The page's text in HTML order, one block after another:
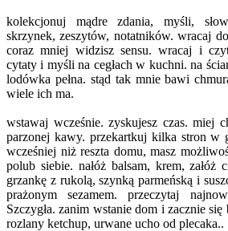
kolekcjonuj mądre zdania, myśli,
skrzynek, zeszytów, notatników. wracaj
coraz mniej widzisz sensu. wracaj i
cytaty i myśli na cegłach w kuchni. na
lodówka pełna. stąd tak mnie bawi
wiele ich ma.
wstawaj wcześnie. zyskujesz czas. miej
parzonej kawy. przekartkuj kilka stron w
wcześniej niż reszta domu, masz
polub siebie. nałóż balsam, krem, załóż
grzankę z rukolą, szynką parmeńską i
prażonym sezamem. przeczytaj
Szczygła. zanim wstanie dom i zacznie
rozlany ketchup, urwane ucho od plecaka..